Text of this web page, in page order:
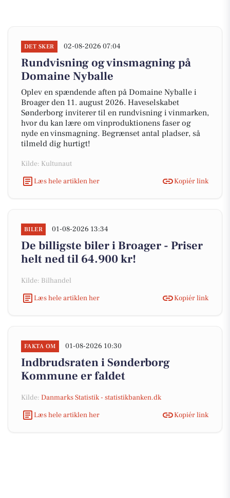
DET SKER 02-08-2026 07:04
Rundvisning og vinsmagning på
Domaine Nyballe
Oplev en spændende aften på Domaine Nyballe i
Broager den 11. august 2026. Haveselskabet
Sønderborg inviterer til en rundvisning i vinmarken,
hvor du kan lære om vinproduktionens faser og
nyde en vinsmagning. Begrænset antal pladser, så
tilmeld dig hurtigt!
Kilde: Kultunaut
Læs hele artiklen her
Kopiér link
BILER 01-08-2026 13:34
De billigste biler i Broager - Priser
helt ned til 64.900 kr!
Kilde: Bilhandel
Læs hele artiklen her
Kopiér link
FAKTA OM 01-08-2026 10:30
Indbrudsraten i Sønderborg
Kommune er faldet
Kilde: Danmarks Statistik - statistikbanken.dk
Læs hele artiklen her
Kopiér link